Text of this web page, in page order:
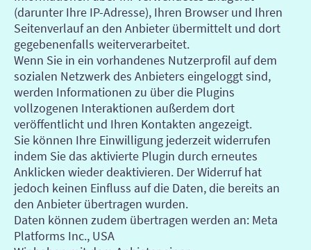
(darunter Ihre IP-Adresse), Ihren Browser und Ihren
Seitenverlauf an den Anbieter übermittelt und dort
gegebenenfalls weiterverarbeitet.
Wenn Sie in ein vorhandenes Nutzerprofil auf dem
sozialen Netzwerk des Anbieters eingeloggt sind,
werden Informationen zu über die Plugins
vollzogenen Interaktionen außerdem dort
veröffentlicht und Ihren Kontakten angezeigt.
Sie können Ihre Einwilligung jederzeit widerrufen
indem Sie das aktivierte Plugin durch erneutes
Anklicken wieder deaktivieren. Der Widerruf hat
jedoch keinen Einfluss auf die Daten, die bereits an
den Anbieter übertragen wurden.
Daten können zudem übertragen werden an: Meta
Platforms Inc., USA